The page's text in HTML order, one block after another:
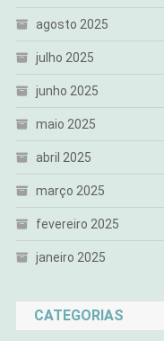
agosto 2025
julho 2025
junho 2025
maio 2025
abril 2025
março 2025
fevereiro 2025
janeiro 2025
CATEGORIAS